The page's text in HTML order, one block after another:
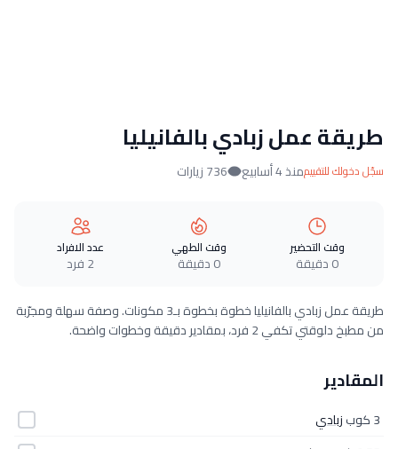
طريقة عمل زبادي بالفانيليا
سجّل دخولك للتقييممنذ 4 أسابيع 736 زيارات
وقت التحضير
0 دقيقة
وقت الطهي
0 دقيقة
عدد الافراد
2 فرد
طريقة عمل زبادي بالفانيليا خطوة بخطوة بـ3 مكونات. وصفة سهلة ومجرّبة
من مطبخ دلوقتي تكفي 2 فرد، بمقادير دقيقة وخطوات واضحة.
المقادير
3 كوب
زبادي